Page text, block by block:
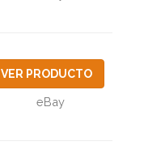
VER PRODUCTO
eBay